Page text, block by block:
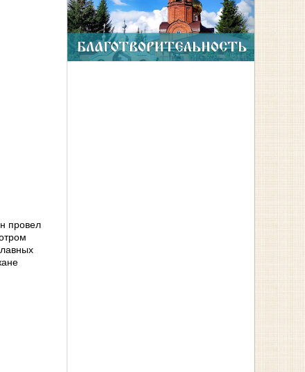
провел